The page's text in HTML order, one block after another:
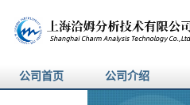
公司首页 公司介绍